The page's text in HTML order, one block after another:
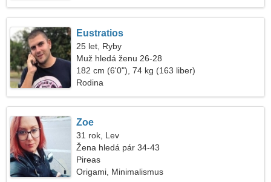
Eustratios
25 let, Ryby
Muž hledá ženu 26-28
182 cm (6'0"), 74 kg (163 liber)
Rodina
Zoe
31 rok, Lev
Žena hledá pár 34-43
Pireas
Origami, Minimalismus